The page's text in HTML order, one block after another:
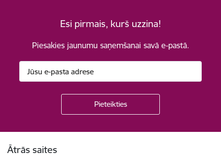
Esi pirmais, kurš uzzina!
Piesakies jaunumu saņemšanai savā e-pastā.
Ātrās saites